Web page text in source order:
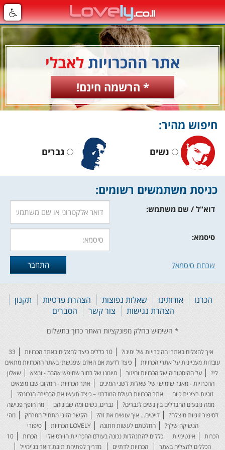
אתר ההכרויות לאבלי
* הרשמה חינם!
חיפוש מהיר:
נשים גברים
כניסת משתמשים רשומים:
דוא"ל / שם משתמש:
סיסמא:
שכחת סיסמא?
הכרנו אודותינו שאלות נפוצות הצהרת פרטיות
תקנון
הצהרת נגישות
צור קשר הסברים
איך להצליח באתרי ההיכרויות של ימינו? 10 כללים כיצד להצליח באתר הכרויות
33
עובדות מעניינות על אתרי הכרויות
כיצד לדעת אם האדם שפגשתי באתר ההכרויות מתאים
לי?
על ההיסטוריה של הכרויות וחיזור מיומנו של בחור שחיפש אהבה - ומצא
שאלון
ההכרויות - מאגר שימושי של שאלות לשני המינים
אתר הכרויות - המקום שבו מוצאים
זוגיות רצינית כיום
אתר הכרויות בעולם המודרני – כיצד תעשו את הבחירה הנכונה?
ממה נובעים ההבדלים בין נשים לגברים?
גברים, נשים ומה שביניהם
מה הופך פגישה
לסיפור זוגיות מוצלח?
דייטים... איך עושים את זה? הקשר הזוגי מתחיל ממרחק
מהי
הנשיקה שלך?
החלטתם לעשות חתונה LOVELY הכרויות
סיפורי
הכרות
אינטימיות כללים להתנהלות נכונה בעולם ההכרויות הוירטואלי הכרות
10
הכללים להצליח באתר
הכרויות לדתיים מדריך לפתיחת תיבת דואר בג'ימייל